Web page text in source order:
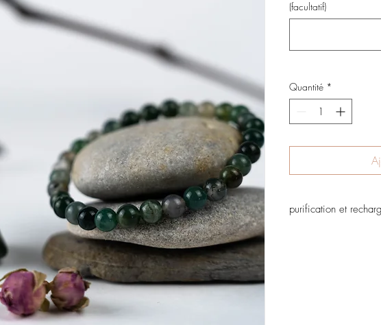
(facultatif)
Quantité *
purification et